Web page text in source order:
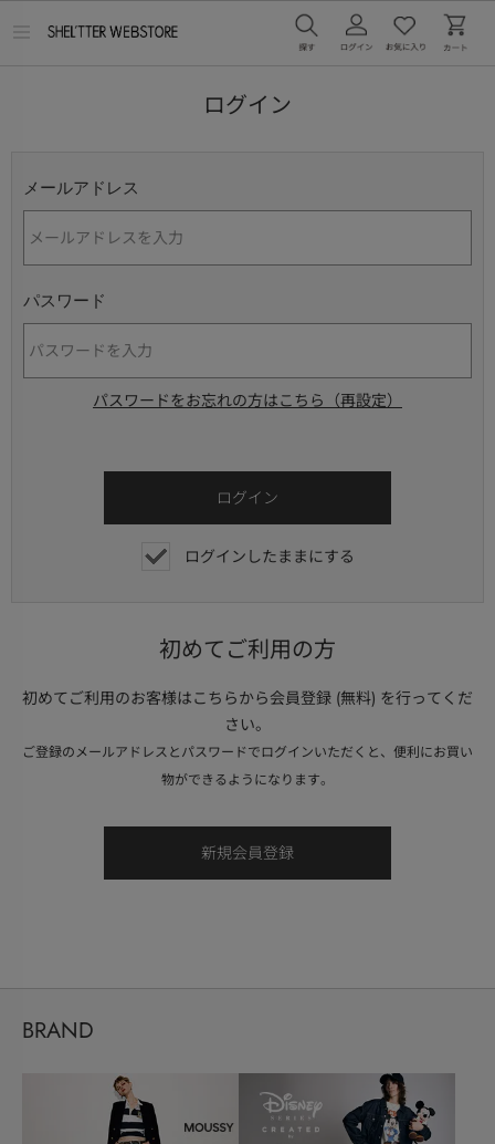
ログイン
メールアドレス
パスワード
パスワードをお忘れの方はこちら（再設定）
ログインしたままにする
初めてご利用の方
初めてご利用のお客様はこちらから会員登録 (無料) を行ってくだ
さい。
ご登録のメールアドレスとパスワードでログインいただくと、便利にお買い
物ができるようになります。
BRAND